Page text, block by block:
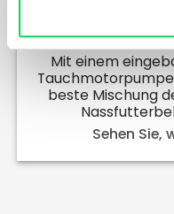
Mit einem
beste Mischung
Sehen Sie,